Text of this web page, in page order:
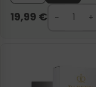
19,99 €